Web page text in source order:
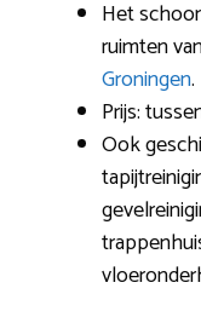
Het
ruimten
Groningen.
Prijs:
Ook